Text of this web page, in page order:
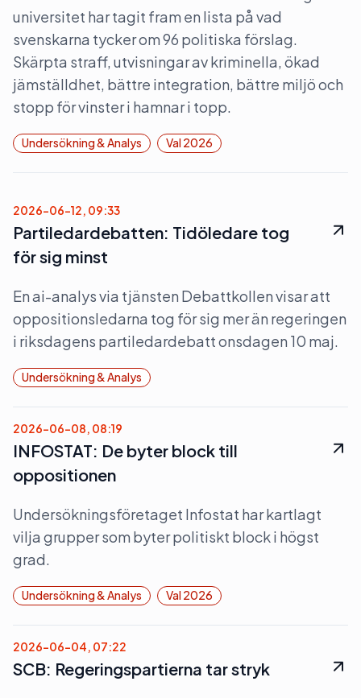
universitet har tagit fram en lista på vad
svenskarna tycker om 96 politiska förslag.
Skärpta straff, utvisningar av kriminella, ökad
jämställdhet, bättre integration, bättre miljö och
stopp för vinster i hamnar i topp.
Undersökning & Analys Val 2026
2026-06-12, 09:33
Partiledardebatten: Tidöledare tog
för sig minst
En ai-analys via tjänsten Debattkollen visar att
oppositionsledarna tog för sig mer än regeringen
i riksdagens partiledardebatt onsdagen 10 maj.
Undersökning & Analys
2026-06-08, 08:19
INFOSTAT: De byter block till
oppositionen
Undersökningsföretaget Infostat har kartlagt
vilja grupper som byter politiskt block i högst
grad.
Undersökning & Analys Val 2026
2026-06-04, 07:22
SCB: Regeringspartierna tar stryk